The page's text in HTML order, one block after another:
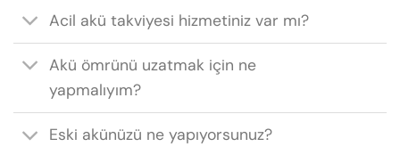
Acil akü takviyesi hizmetiniz var mı?
Akü ömrünü uzatmak için ne
yapmalıyım?
Eski akünüzü ne yapıyorsunuz?